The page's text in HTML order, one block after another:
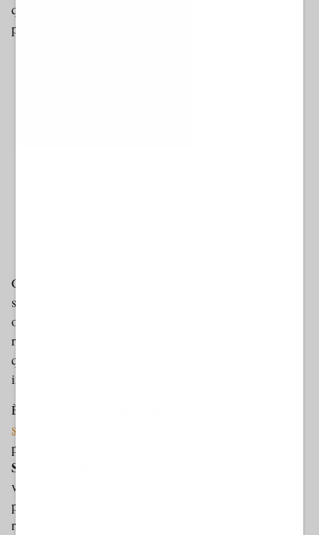
questo percorso viene mediata da sistemi capaci di
produrre risposte, sintesi e raccomandazioni.
ChatGPT, Gemini, Google AI Overview e gli altri
strumenti basati su modelli generativi non si limitano a
ordinare contenuti: li interpretano, li selezionano, li
ricompongono e li restituiscono in una forma nuova. In
questo passaggio cambia il rapporto tra utenti, fonti e
informazione.
È dentro questo scenario che si inserisce il nuovo
sulle AI
presso l’
SEOZoom Day
visibilità nei modelli generativi e al modo in cui brand,
professionisti, editori e organizzazioni possono essere
riconosciuti come fonti affidabili nei sistemi che oggi